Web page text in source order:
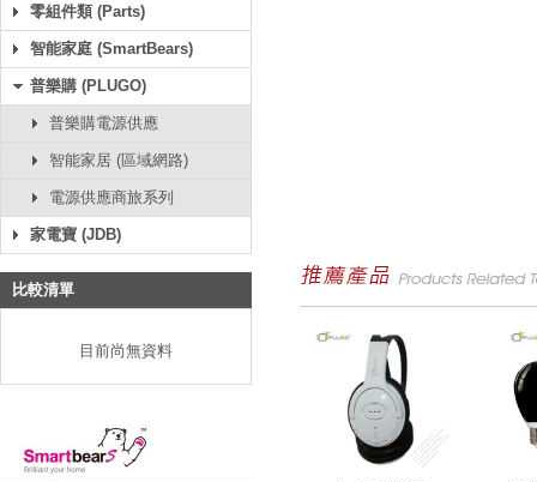
零組件類 (Parts)
智能家庭 (SmartBears)
普樂購 (PLUGO)
普樂購電源供應
智能家居 (區域網路)
電源供應商旅系列
家電寶 (JDB)
比較清單
目前尚無資料